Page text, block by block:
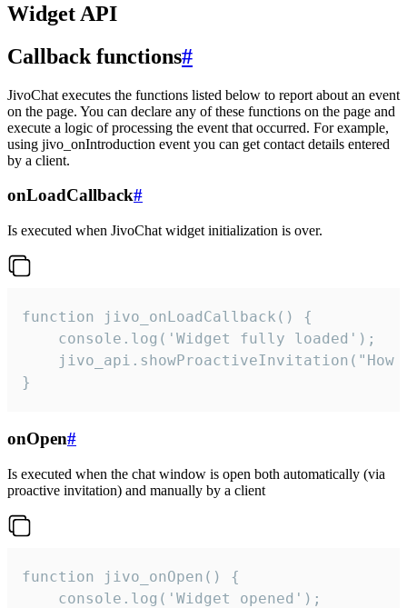
Widget API
Callback functions#
JivoChat executes the functions listed below to report about an event
on the page. You can declare any of these functions on the page and
execute a logic of processing the event that occurred. For example,
using jivo_onIntroduction event you can get contact details entered
by a client.
onLoadCallback#
Is executed when JivoChat widget initialization is over.
function jivo_onLoadCallback() {
    console.log('Widget fully loaded');
jivo_api.showProactiveInvitation("How
}
onOpen#
Is executed when the chat window is open both automatically (via
proactive invitation) and manually by a client
function jivo_onOpen() {
    console.log('Widget opened');